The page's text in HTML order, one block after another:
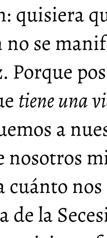
quisiera
se
Porque
tiene una
a
nosotros
cuánto
de la